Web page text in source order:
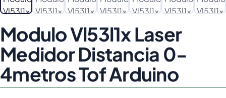
Modulo Vl53l1x Laser
Medidor Distancia 0-
4metros Tof Arduino